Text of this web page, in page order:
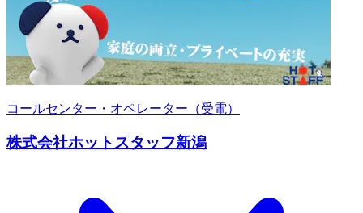
コールセンター・オペレーター（受電）
株式会社ホットスタッフ新潟